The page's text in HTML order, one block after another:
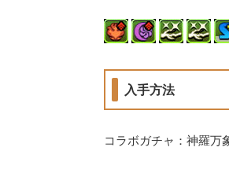
入手方法
コラボガチャ：神羅万